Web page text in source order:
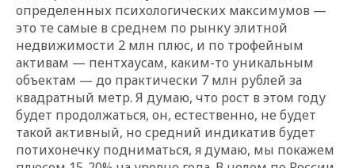
определенных психологических максимумов —
это те самые в среднем по рынку элитной
недвижимости 2 млн плюс, и по трофейным
активам — пентхаусам, каким-то уникальным
объектам — до практически 7 млн рублей за
квадратный метр. Я думаю, что рост в этом году
будет продолжаться, он, естественно, не будет
такой активный, но средний индикатив будет
потихонечку подниматься, я думаю, мы покажем